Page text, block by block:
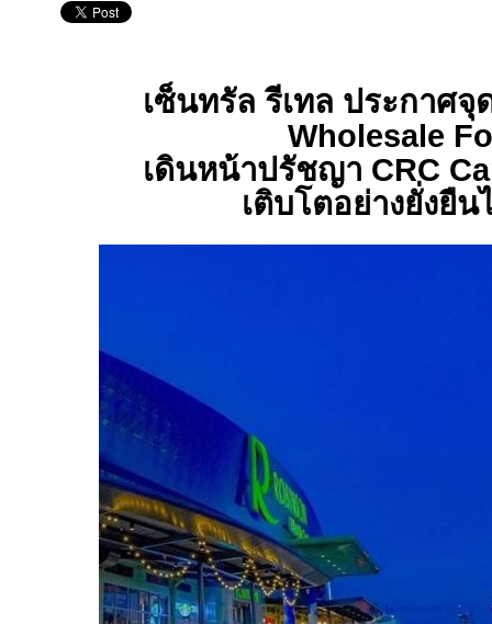
เซ็นทรัล รีเทล ประกาศจุ
Wholesale
เดินหน้าปรัชญา CRC
เติบโตอย่างยั่งยื